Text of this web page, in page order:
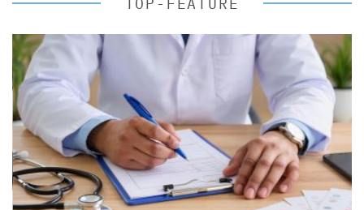
TOP-FEATURE